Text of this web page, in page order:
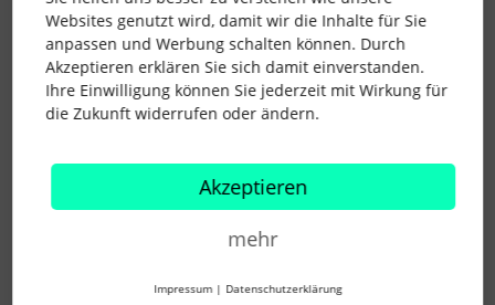
@GiuViAroundhome,
Mit der Datev Lohn und Gehalt Integration ist es möglich,
auch mehrfache Beschäftigungszeiträume abzubilden. Wie
Ganz allgemein kann ich Dir empfehlen einen Wiedereinstieg
Mitarbeiterprofil darzustellen. Dies hat den Vorteil, dass alle
Weitere Informationen dazu findest Du in diesem
Websites genutzt wird, damit wir die Inhalte für Sie
anpassen und Werbung schalten können. Durch
Akzeptieren erklären Sie sich damit einverstanden.
Ihre Einwilligung können Sie jederzeit mit Wirkung für
die Zukunft widerrufen oder ändern.
Akzeptieren
mehr
Impressum | Datenschutzerklärung